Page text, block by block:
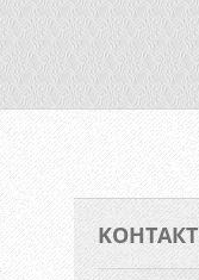
KOНТАКТ